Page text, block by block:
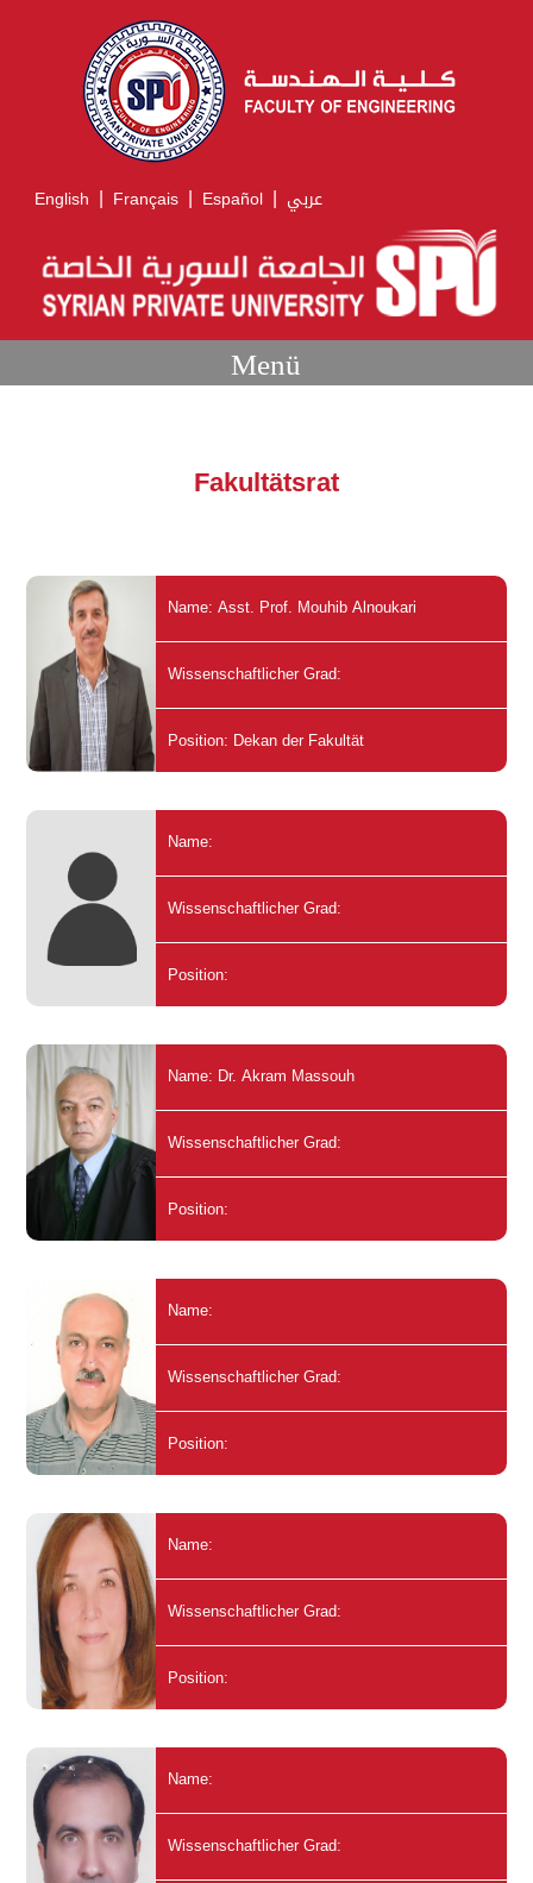
English | Français | Español | عربي
Menü
Fakultätsrat
Name: Asst. Prof. Mouhib Alnoukari
Wissenschaftlicher Grad:
Position: Dekan der Fakultät
Name:
Wissenschaftlicher Grad:
Position:
Name: Dr. Akram Massouh
Wissenschaftlicher Grad:
Position:
Name:
Wissenschaftlicher Grad:
Position:
Name:
Wissenschaftlicher Grad:
Position:
Name:
Wissenschaftlicher Grad: